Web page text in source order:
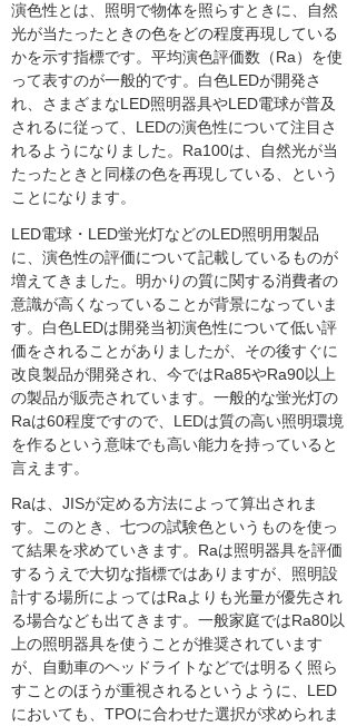
演色性とは、照明で物体を照らすときに、自然
光が当たったときの色をどの程度再現している
かを示す指標です。平均演色評価数（Ra）を使
って表すのが一般的です。白色LEDが開発さ
れ、さまざまなLED照明器具やLED電球が普及
されるに従って、LEDの演色性について注目さ
れるようになりました。Ra100は、自然光が当
たったときと同様の色を再現している、という
ことになります。
LED電球・LED蛍光灯などのLED照明用製品
に、演色性の評価について記載しているものが
増えてきました。明かりの質に関する消費者の
意識が高くなっていることが背景になっていま
す。白色LEDは開発当初演色性について低い評
価をされることがありましたが、その後すぐに
改良製品が開発され、今ではRa85やRa90以上
の製品が販売されています。一般的な蛍光灯の
Raは60程度ですので、LEDは質の高い照明環境
を作るという意味でも高い能力を持っていると
言えます。
Raは、JISが定める方法によって算出されま
す。このとき、七つの試験色というものを使っ
て結果を求めていきます。Raは照明器具を評価
するうえで大切な指標ではありますが、照明設
計する場所によってはRaよりも光量が優先され
る場合なども出てきます。一般家庭ではRa80以
上の照明器具を使うことが推奨されています
が、自動車のヘッドライトなどでは明るく照ら
すことのほうが重視されるというように、LED
においても、TPOに合わせた選択が求められま